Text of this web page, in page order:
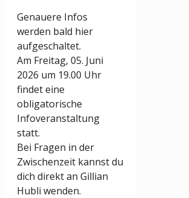
Genauere Infos
werden bald hier
aufgeschaltet.
Am Freitag, 05. Juni
2026 um 19.00 Uhr
findet eine
obligatorische
Infoveranstaltung
statt.
Bei Fragen in der
Zwischenzeit kannst du
dich direkt an Gillian
Hubli wenden.